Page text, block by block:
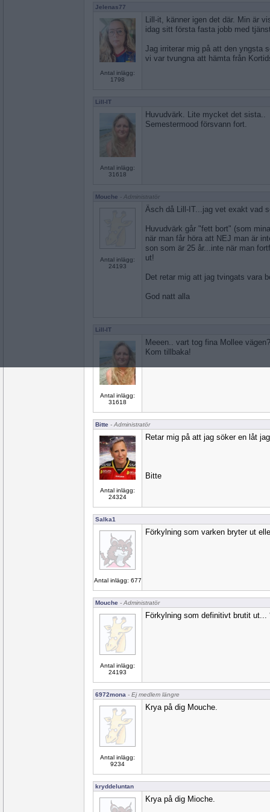
Jelenas77
Antal inlägg:
1798
Lill-it, känner igen det där. Min är
idag sitt första fasta jobb med
Jag irriterar mig på att den yngsta
vi var tvungna att hämta från
Lill-IT
Antal inlägg:
31618
Huvudvärk. Lite mycket det sista..
Semestermood försvann fort.
Mouche - Administratör
Antal inlägg:
24193
Äsch då Lill-IT...jag vet exakt vad
Huvudvärk går "fett bort" (som
när man får höra att NEJ man är
son som är 25 år...inte när man
ut!
Det retar mig att jag tvingats vara
God natt alla
Lill-IT
Antal inlägg:
31618
Meeen.. vart tog fina Mollee vägen?
Kom tillbaka!
Bitte - Administratör
Antal inlägg:
24324
Retar mig på att jag söker en låt
Bitte
Salka1
Antal inlägg: 677
Förkylning som varken bryter ut
Mouche - Administratör
Antal inlägg:
24193
Förkylning som definitivt brutit ut...
6972mona - Ej medlem längre
Antal inlägg:
9234
Krya på dig Mouche.
kryddeluntan
Krya på dig Mioche.